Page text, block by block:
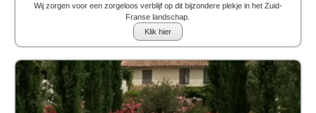
Wij zorgen voor een zorgeloos verblijf op dit bijzondere plekje in het Zuid-
Franse landschap.
Klik hier